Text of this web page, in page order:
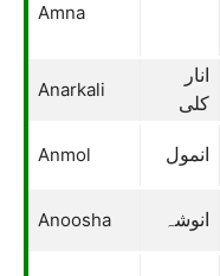
Amna
Anarkali
انار
کلی
Anmol انمول
Anoosha انوشہ